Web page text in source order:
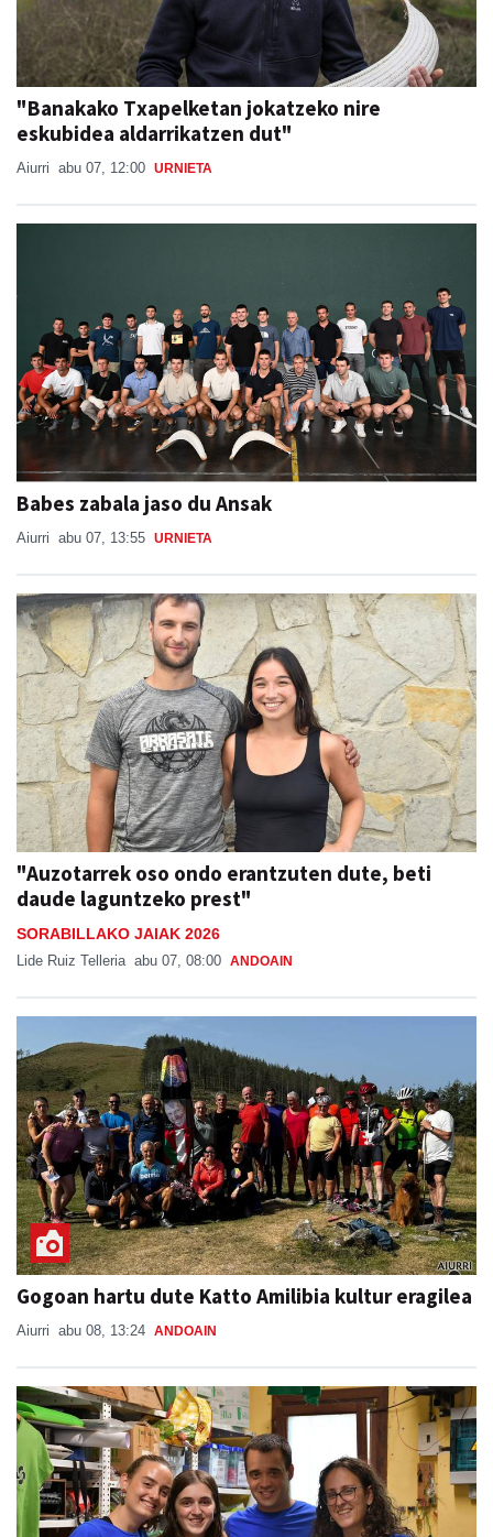
"Banakako Txapelketan jokatzeko nire
eskubidea aldarrikatzen dut"
Aiurri abu 07, 12:00 URNIETA
Babes zabala jaso du Ansak
Aiurri abu 07, 13:55 URNIETA
"Auzotarrek oso ondo erantzuten dute, beti
daude laguntzeko prest"
SORABILLAKO JAIAK 2026
Lide Ruiz Telleria abu 07, 08:00 ANDOAIN
Gogoan hartu dute Katto Amilibia kultur eragilea
Aiurri abu 08, 13:24 ANDOAIN